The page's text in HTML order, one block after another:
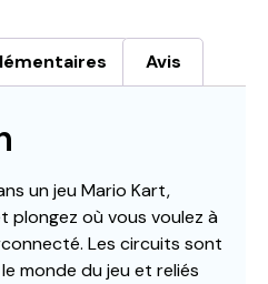
Avis
un jeu Mario Kart,
plongez où vous voulez à
Les circuits sont
monde du jeu et reliés